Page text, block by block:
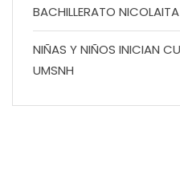
BACHILLERATO NICOLAITA
NIÑAS Y NIÑOS INICIAN
UMSNH